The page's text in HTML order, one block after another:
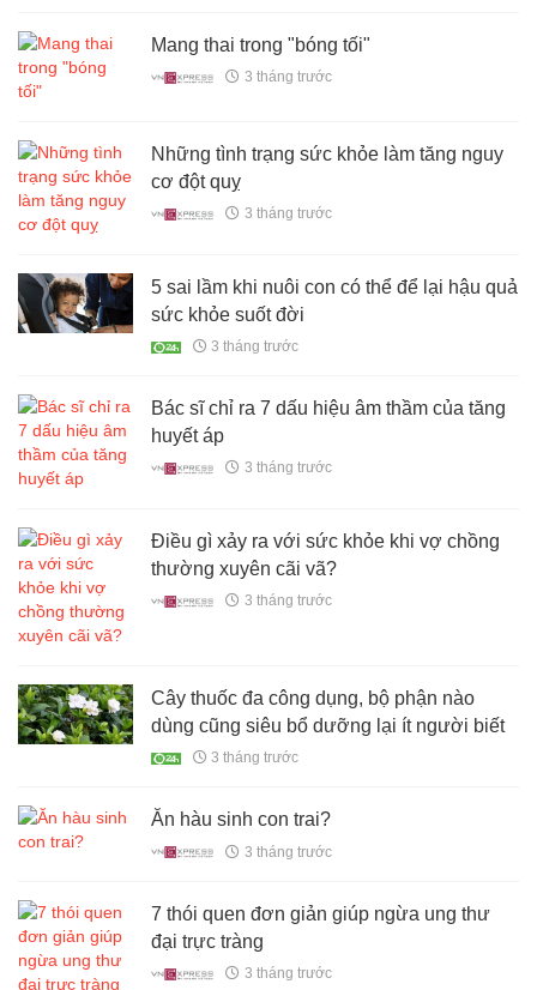
Mang thai trong "bóng tối"
3 tháng trước
Những tình trạng sức khỏe làm tăng nguy
cơ đột quỵ
3 tháng trước
5 sai lầm khi nuôi con có thể để lại hậu quả
sức khỏe suốt đời
3 tháng trước
Bác sĩ chỉ ra 7 dấu hiệu âm thầm của tăng
huyết áp
3 tháng trước
Điều gì xảy ra với sức khỏe khi vợ chồng
thường xuyên cãi vã?
3 tháng trước
Cây thuốc đa công dụng, bộ phận nào
dùng cũng siêu bổ dưỡng lại ít người biết
3 tháng trước
Ăn hàu sinh con trai?
3 tháng trước
7 thói quen đơn giản giúp ngừa ung thư
đại trực tràng
3 tháng trước